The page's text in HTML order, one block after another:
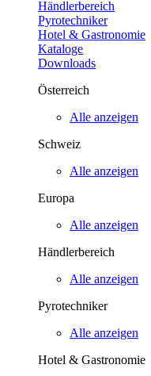
Händlerbereich
Pyrotechniker
Hotel & Gastronomie
Kataloge
Downloads
Österreich
Alle anzeigen
Schweiz
Alle anzeigen
Europa
Alle anzeigen
Händlerbereich
Alle anzeigen
Pyrotechniker
Alle anzeigen
Hotel & Gastronomie